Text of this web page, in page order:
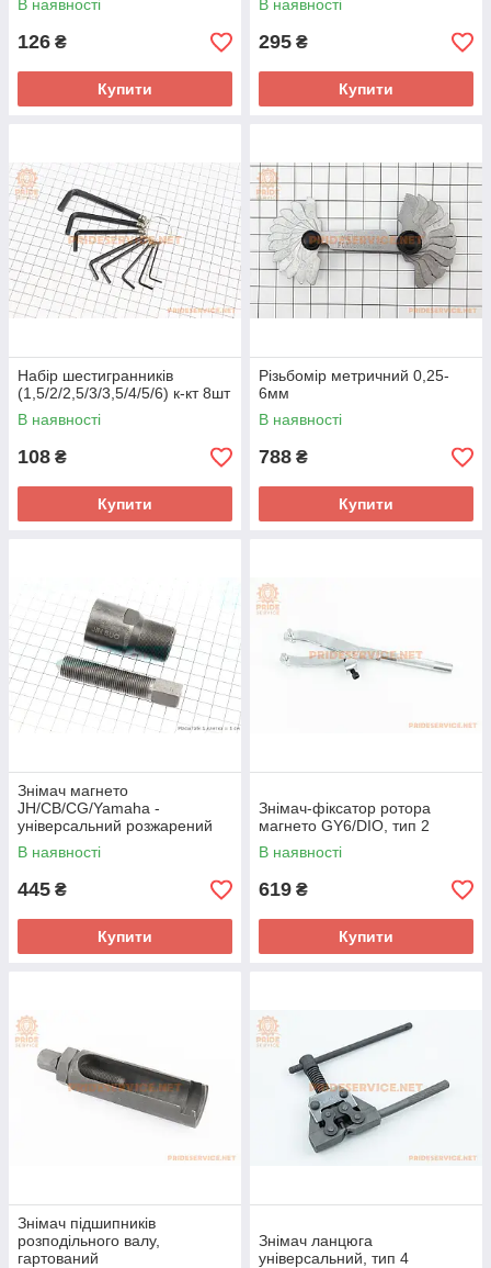
В наявності
126 ₴
Купити
В наявності
295 ₴
Купити
Набір шестигранників
(1,5/2/2,5/3/3,5/4/5/6) к-кт 8шт
В наявності
108 ₴
Купити
Різьбомір метричний 0,25-
6мм
В наявності
788 ₴
Купити
Знімач магнето
JH/CB/CG/Yamaha -
універсальний розжарений
В наявності
445 ₴
Купити
Знімач-фіксатор ротора
магнето GY6/DIO, тип 2
В наявності
619 ₴
Купити
Знімач підшипників
розподільного валу,
гартований
Знімач ланцюга
універсальний, тип 4